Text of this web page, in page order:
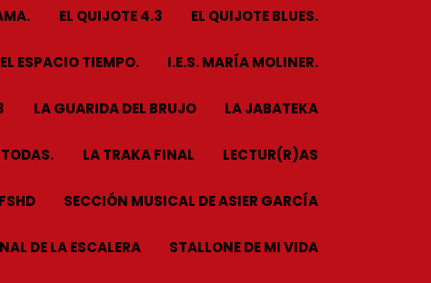
EL QUIJOTE 4.3 EL QUIJOTE BLUES.
ESPACIO TIEMPO. I.E.S. MARÍA MOLINER.
LA GUARIDA DEL BRUJO LA JABATEKA
LA TRAKA FINAL LECTUR(R)AS
SECCIÓN MUSICAL DE ASIER GARCÍA
DE LA ESCALERA STALLONE DE MI VIDA